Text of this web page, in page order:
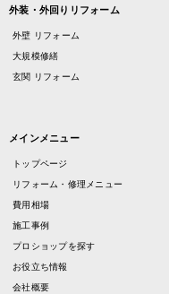
外装・外回りリフォーム
外壁 リフォーム
大規模修繕
玄関 リフォーム
メインメニュー
トップページ
リフォーム・修理メニュー
費用相場
施工事例
プロショップを探す
お役立ち情報
会社概要